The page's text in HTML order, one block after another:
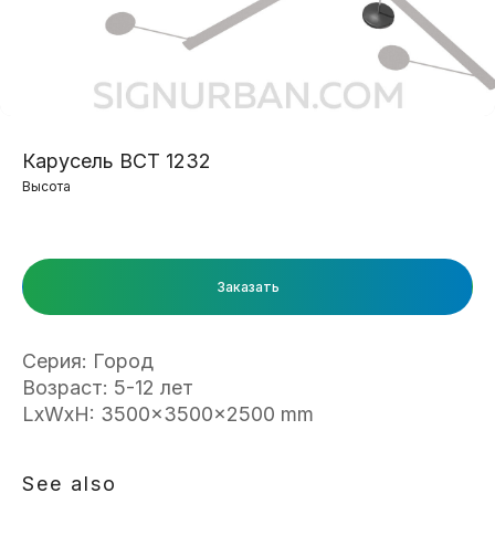
Карусель ВСТ 1232
Высота
Заказать
Серия: Город
Возраст: 5-12 лет
LxWxH: 3500x3500x2500 mm
See also